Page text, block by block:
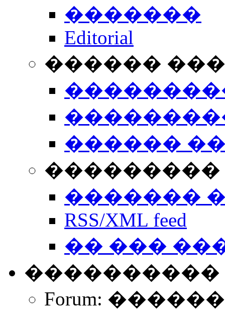
�������
Editorial
������
������
���������
�������
RSS/XML feed
�� ���
����������
Forum: